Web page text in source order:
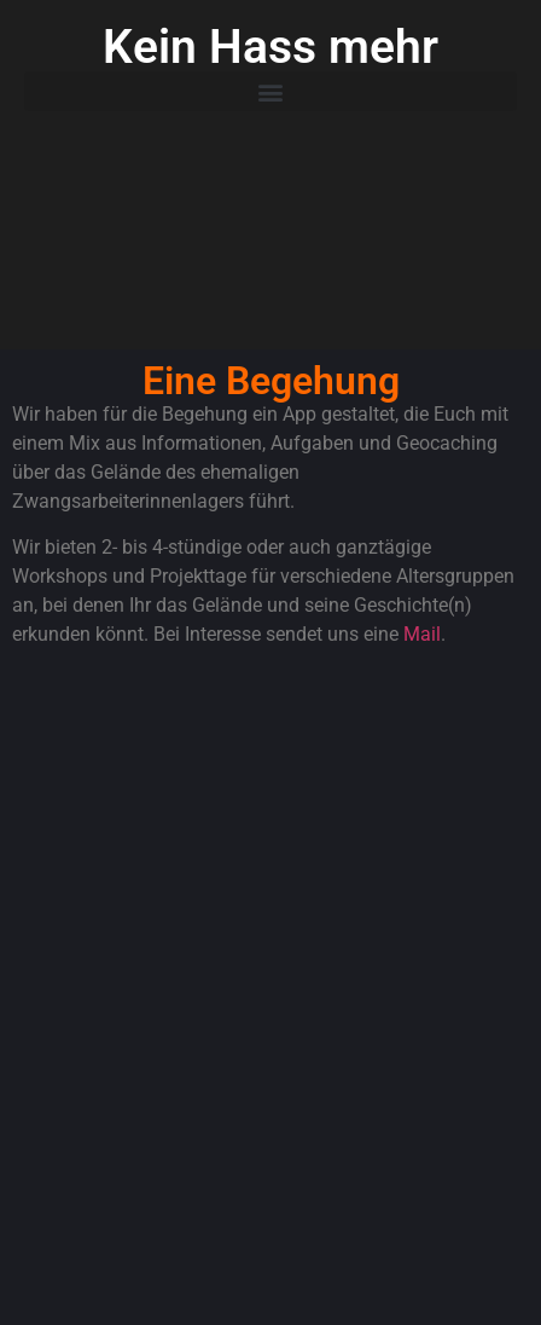
Kein Hass mehr
Eine Begehung
Wir haben für die Begehung ein App gestaltet, die Euch mit
einem Mix aus Informationen, Aufgaben und Geocaching
über das Gelände des ehemaligen
Zwangsarbeiterinnenlagers führt.
Wir bieten 2- bis 4-stündige oder auch ganztägige
Workshops und Projekttage für verschiedene Altersgruppen
an, bei denen Ihr das Gelände und seine Geschichte(n)
erkunden könnt. Bei Interesse sendet uns eine Mail .